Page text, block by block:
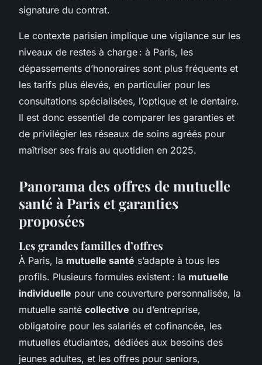
signature du contrat.
Le contexte parisien implique une vigilance sur les
niveaux de restes à charge : à Paris, les
dépassements d’honoraires sont plus fréquents et
les tarifs plus élevés, en particulier pour les
consultations spécialisées, l’optique et le dentaire.
Il est donc essentiel de comparer les garanties et
de privilégier les réseaux de soins agréés pour
maîtriser ses frais au quotidien en 2025.
Panorama des offres de mutuelle
santé à Paris et garanties
proposées
Les grandes familles d’offres
À Paris, la mutuelle santé s’adapte à tous les
profils. Plusieurs formules existent : la mutuelle
individuelle pour une couverture personnalisée, la
mutuelle santé collective ou d’entreprise,
obligatoire pour les salariés et cofinancée, les
mutuelles étudiantes, dédiées aux besoins des
jeunes adultes, et les offres pour seniors,